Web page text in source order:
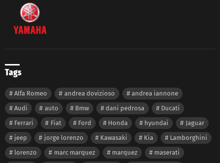
Tags
Alfa Romeo andrea dovizioso
andrea iannone
Audi
auto Bmw dani pedrosa
Ducati
Ferrari
Fiat Ford Honda hyundai
Jaguar
jeep
jorge lorenzo Kawasaki Kia
Lamborghini
lorenzo
marc marquez marquez
maserati